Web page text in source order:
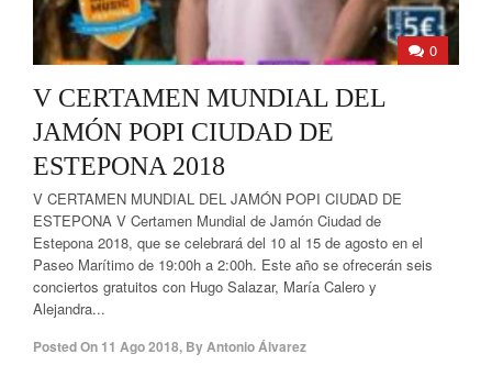
0
V CERTAMEN MUNDIAL DEL
JAMÓN POPI CIUDAD DE
ESTEPONA 2018
V CERTAMEN MUNDIAL DEL JAMÓN POPI CIUDAD DE
ESTEPONA V Certamen Mundial de Jamón Ciudad de
Estepona 2018, que se celebrará del 10 al 15 de agosto en el
Paseo Marítimo de 19:00h a 2:00h. Este año se ofrecerán seis
conciertos gratuitos con Hugo Salazar, María Calero y
Alejandra...
Posted On 11 Ago 2018, ByAntonio Álvarez